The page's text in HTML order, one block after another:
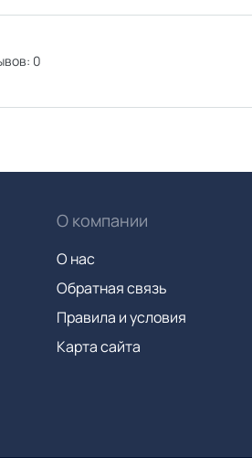
0
О компании
О нас
Обратная связь
Правила и условия
Карта сайта